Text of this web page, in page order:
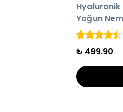
AYNI GÜN
Hyaluronik
Yoğun
Serumu
₺ 499.90